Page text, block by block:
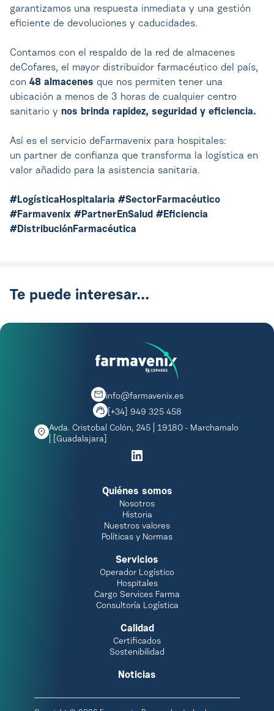
garantizamos una respuesta inmediata y una gestión
eficiente de devoluciones y caducidades.
Contamos con el respaldo de la red de almacenes
deCofares, el mayor distribuidor farmacéutico del país,
con 48 almacenes que nos permiten tener una
ubicación a menos de 3 horas de cualquier centro
sanitario y nos brinda rapidez, seguridad y eficiencia.
Así es el servicio deFarmavenix para hospitales:
un partner de confianza que transforma la logística en
valor añadido para la asistencia sanitaria.
#LogísticaHospitalaria #SectorFarmacéutico
#Farmavenix #PartnerEnSalud #Eficiencia
#DistribuciónFarmacéutica
Te puede interesar...
info@farmavenix.es
[+34] 949 325 458
Avda. Cristobal Colón, 245 | 19180 - Marchamalo
| [Guadalajara]
Quiénes somos
Nosotros
Historia
Nuestros valores
Políticas y Normas
Servicios
Operador Logístico
Hospitales
Cargo Services Farma
Consultoría Logística
Calidad
Certificados
Sostenibilidad
Noticias